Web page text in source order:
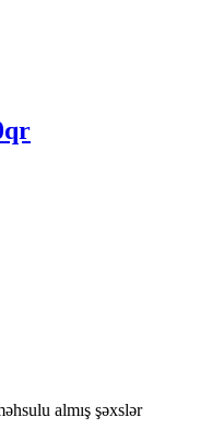
almış şəxslər